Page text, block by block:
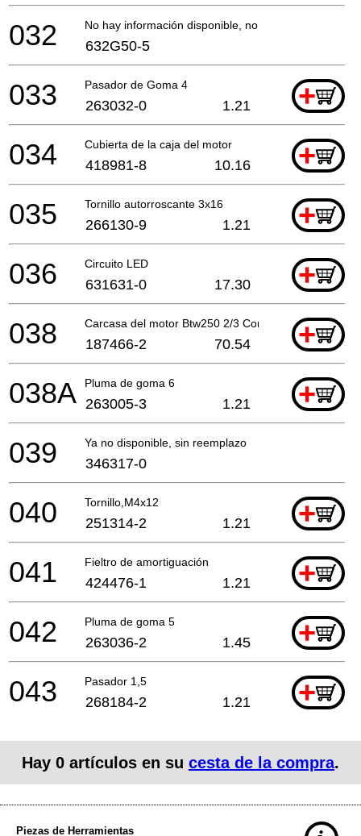
No hay información disponible, no se puede pedir
032 632G50-5
Pasador de Goma 4 +
033 263032-0 1.21
Cubierta de la caja del motor +
034 418981-8 10.16
Tornillo autorroscante 3x16 +
035 266130-9 1.21
Circuito LED +
036 631631-0 17.30
Carcasa del motor Btw250 2/3 Cont.A +
038 187466-2 70.54
Pluma de goma 6 +
038A 263005-3 1.21
Ya no disponible, sin reemplazo
039 346317-0
Tornillo,M4x12 +
040 251314-2 1.21
Fieltro de amortiguación +
041 424476-1 1.21
Pluma de goma 5 +
042 263036-2 1.45
Pasador 1,5 +
043 268184-2 1.21
Hay 0 artículos en su cesta de la compra.
Piezas de Herramientas